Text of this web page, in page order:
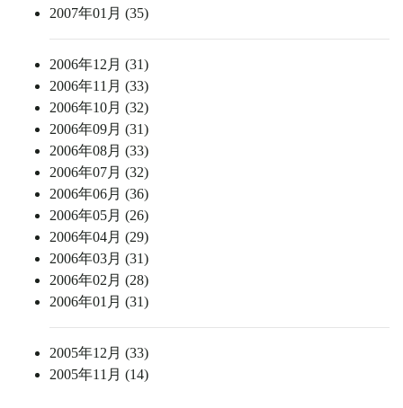
2007年01月 (35)
2006年12月 (31)
2006年11月 (33)
2006年10月 (32)
2006年09月 (31)
2006年08月 (33)
2006年07月 (32)
2006年06月 (36)
2006年05月 (26)
2006年04月 (29)
2006年03月 (31)
2006年02月 (28)
2006年01月 (31)
2005年12月 (33)
2005年11月 (14)